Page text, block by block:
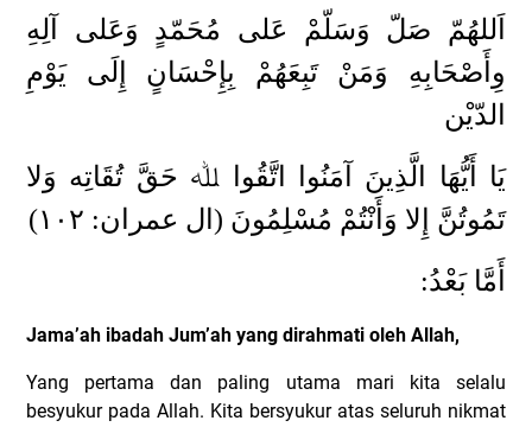
اَللهُمّ صَلّ وَسَلّمْ عَلى مُحَمّدٍ وَعَلى آلِهِ
وِأَصْحَابِهِ وَمَنْ تَبِعَهُمْ بِإِحْسَانٍ إِلَى يَوْمِ
الدّيْن
يَا أَيُّهَا الَّذِينَ آمَنُوا اتَّقُوا ﷲ حَقَّ تُقَاتِه وَلا
تَمُوتُنَّ إِلا وَأَنْتُمْ مُسْلِمُونَ (ال عمران:
١۰ ٢)
أَمَّا بَعْدُ:
Jama’ah ibadah Jum’ah yang dirahmati oleh Allah,
Yang pertama dan paling utama mari kita selalu
besyukur pada Allah. Kita bersyukur atas seluruh nikmat